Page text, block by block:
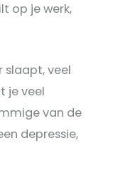
op je werk,
slaapt, veel
je veel
van de
depressie,